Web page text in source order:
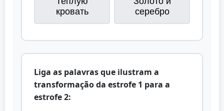
кровать
серебро
Liga as palavras que ilustram a
transformação da estrofe 1 para a
estrofe 2: